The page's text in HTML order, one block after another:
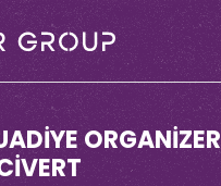
ORGANİZER